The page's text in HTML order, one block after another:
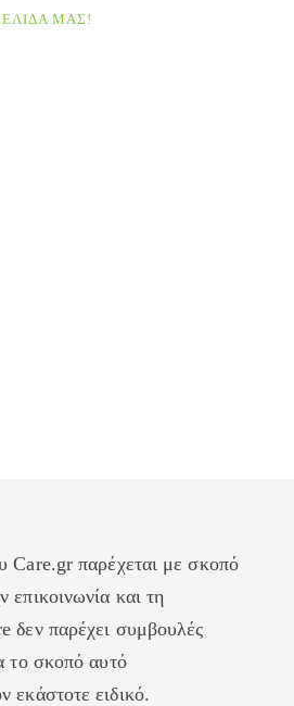
ΜΑΣ!
Care.gr παρέχεται με σκοπό
και τη
δεν παρέχει συμβουλές
το σκοπό αυτό
εκάστοτε ειδικό.